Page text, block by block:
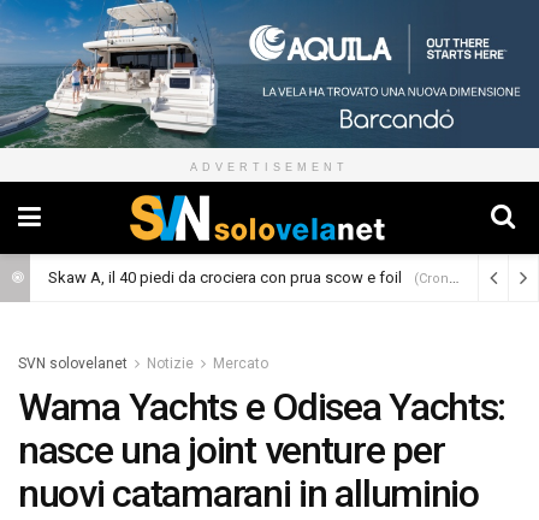
ADVERTISEMENT
Skaw A, il 40 piedi da crociera con prua scow e foil (Cronaca)
SVN solovelanet Notizie Mercato
Wama Yachts e Odisea Yachts:
nasce una joint venture per
nuovi catamarani in alluminio